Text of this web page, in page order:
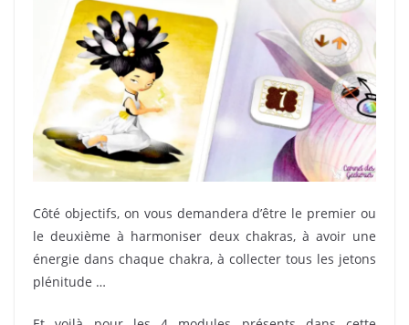
Côté objectifs, on vous demandera d’être le premier ou
le deuxième à harmoniser deux chakras, à avoir une
énergie dans chaque chakra, à collecter tous les jetons
plénitude …